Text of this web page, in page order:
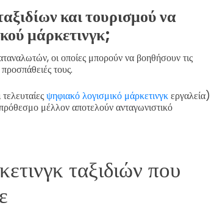
και τουρισμού να
μάρκετινγκ;
οι οποίες μπορούν να βοηθήσουν τις
τους.
ψηφιακό λογισμικό μάρκετινγκεργαλεία)
μέλλον αποτελούν ανταγωνιστικό
ταξιδιών που